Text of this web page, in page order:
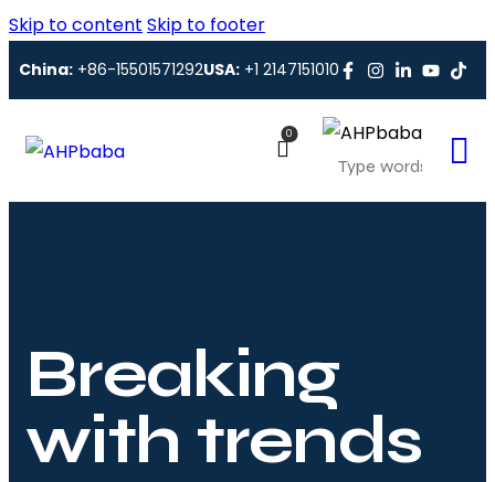
Skip to content Skip to footer
China:+86-15501571292USA:+1 2147151010
0
Breaking
with trends